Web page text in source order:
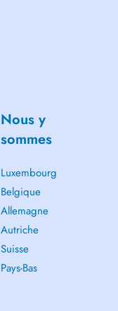
Nous y
sommes
Luxembourg
Belgique
Allemagne
Autriche
Suisse
Pays-Bas